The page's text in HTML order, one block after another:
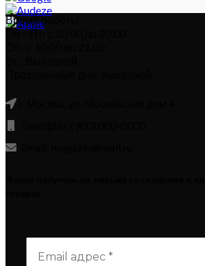
Время работы:
Пн – Пт: с 10:00 до 20:00